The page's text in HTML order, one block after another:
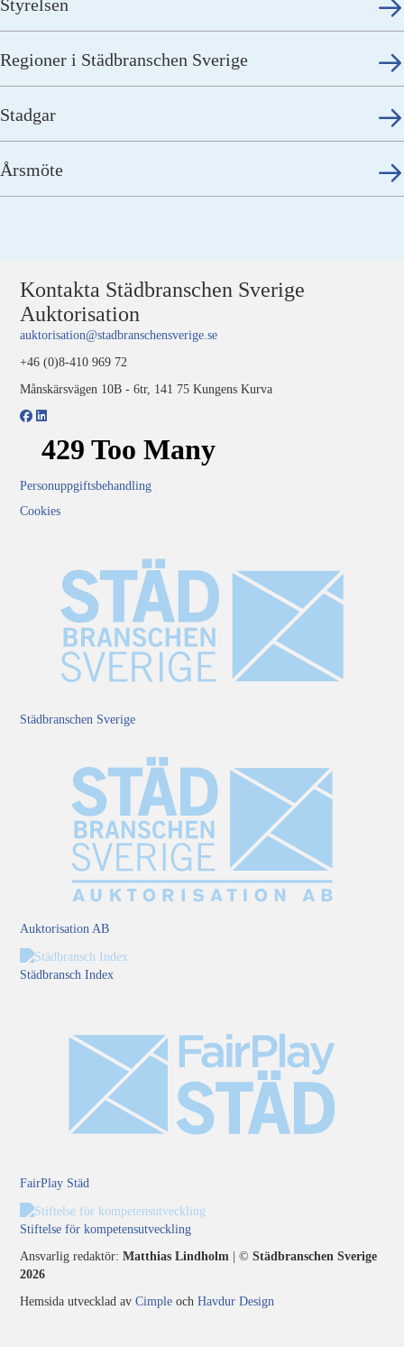
Styrelsen
Regioner i Städbranschen Sverige
Stadgar
Årsmöte
Kontakta Städbranschen Sverige
Auktorisation
auktorisation@stadbranschensverige.se
+46 (0)8-410 969 72
Månskärsvägen 10B - 6tr, 141 75 Kungens Kurva
Personuppgiftsbehandling
Cookies
Städbranschen Sverige
Auktorisation AB
Städbransch Index
FairPlay Städ
Stiftelse för kompetensutveckling
Ansvarlig redaktör:Matthias Lindholm | ©Städbranschen Sverige
2026
Hemsida utvecklad avCimple ochHavdur Design